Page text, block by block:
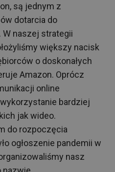
są jednym z
dotarcia do
naszej strategii
większy nacisk
o doskonałych
Amazon. Oprócz
online
bardziej
jak wideo.
do rozpoczęcia
ogłoszenie pandemii w
nasz